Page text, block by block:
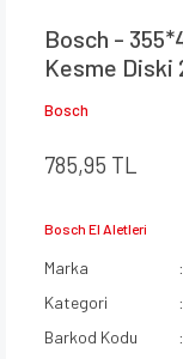
Bosch -
Kesme Diski
Bosch
785,95 TL
Bosch El Aletleri
Marka
Kategori
Barkod Kodu